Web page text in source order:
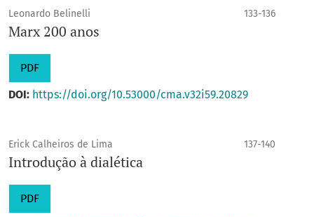
Leonardo Belinelli 133-136
Marx 200 anos
PDF
DOI: https://doi.org/10.53000/cma.v32i59.20829
Erick Calheiros de Lima 137-140
Introdução à dialética
PDF